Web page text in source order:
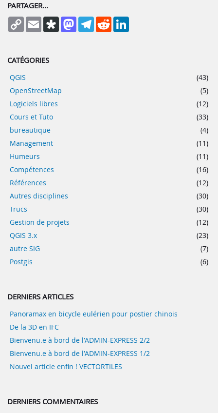
PARTAGER...
Copy
Link
Email DiasporaMastodonTelegram
Reddit
CATÉGORIES
QGIS
(43)
OpenStreetMap
(5)
Logiciels libres
(12)
Cours et Tuto
(33)
bureautique
(4)
Management
(11)
Humeurs
(11)
Compétences
(16)
Références
(12)
Autres disciplines
(30)
Trucs
(30)
Gestion de projets
(12)
QGIS 3.x
(23)
autre SIG
(7)
Postgis
(6)
DERNIERS ARTICLES
Panoramax en bicycle eulérien pour postier chinois
De la 3D en IFC
Bienvenu.e à bord de l'ADMIN-EXPRESS 2/2
Bienvenu.e à bord de l'ADMIN-EXPRESS 1/2
Nouvel article enfin ! VECTORTILES
DERNIERS COMMENTAIRES